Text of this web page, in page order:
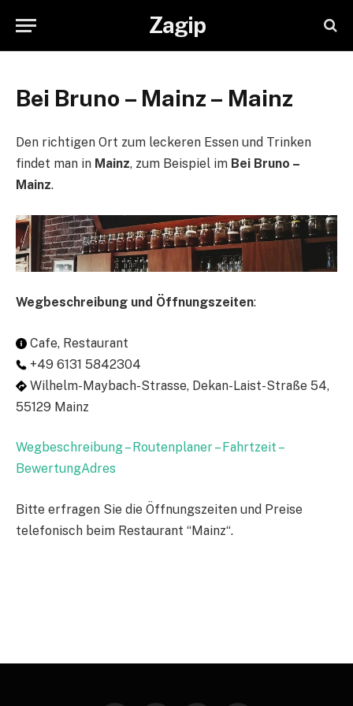
Zagip
Bei Bruno – Mainz – Mainz
Den richtigen Ort zum leckeren Essen und Trinken
findet man in Mainz, zum Beispiel im Bei Bruno –
Mainz.
Wegbeschreibung und Öffnungszeiten:
Cafe, Restaurant
+49 6131 5842304
Wilhelm-Maybach-Strasse, Dekan-Laist-Straße 54,
55129 Mainz
Wegbeschreibung – Routenplaner – Fahrtzeit –
BewertungAdres
Bitte erfragen Sie die Öffnungszeiten und Preise
telefonisch beim Restaurant “Mainz“.